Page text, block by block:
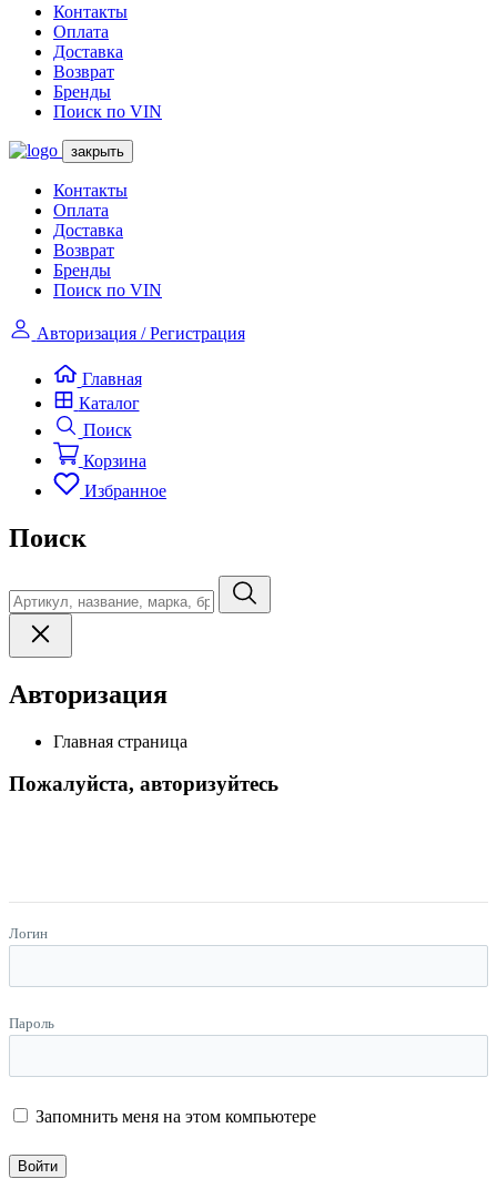
Контакты
Оплата
Доставка
Возврат
Бренды
Поиск по VIN
закрыть
Контакты
Оплата
Доставка
Возврат
Бренды
Поиск по VIN
Авторизация / Регистрация
Главная
Каталог
Поиск
Корзина
Избранное
Поиск
Авторизация
Главная страница
Пожалуйста, авторизуйтесь
Логин
Пароль
Запомнить меня на этом компьютере